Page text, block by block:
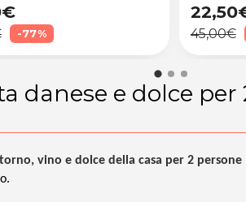
-77% 45,00€
e dolce per
vino e dolce della casa per 2 persone